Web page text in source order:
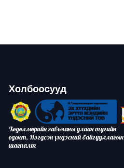
Холбоосууд
Хөдөлмөрийн гавьяаны улаан тугийн
одонт, Нэгдсэн үндэсний байгууллагын
шагналт